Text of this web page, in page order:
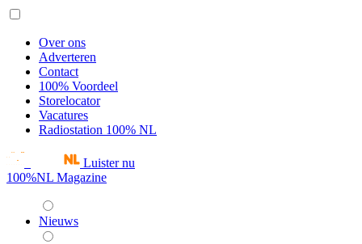
Over ons
Adverteren
Contact
100% Voordeel
Storelocator
Vacatures
Radiostation 100% NL
Luister nu
100%NL Magazine
Nieuws